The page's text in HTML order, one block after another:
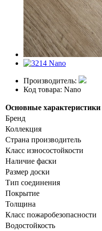
Производитель:
Код товара: Nano
Основные характеристики
Бренд
Коллекция
Страна производитель
Класс износостойкости
Наличие фаски
Размер доски
Тип соединения
Покрытие
Толщина
Класс пожаробезопасности
Водостойкость